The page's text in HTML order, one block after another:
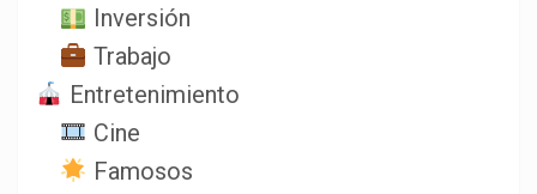
Inversión
Trabajo
Entretenimiento
Cine
Famosos